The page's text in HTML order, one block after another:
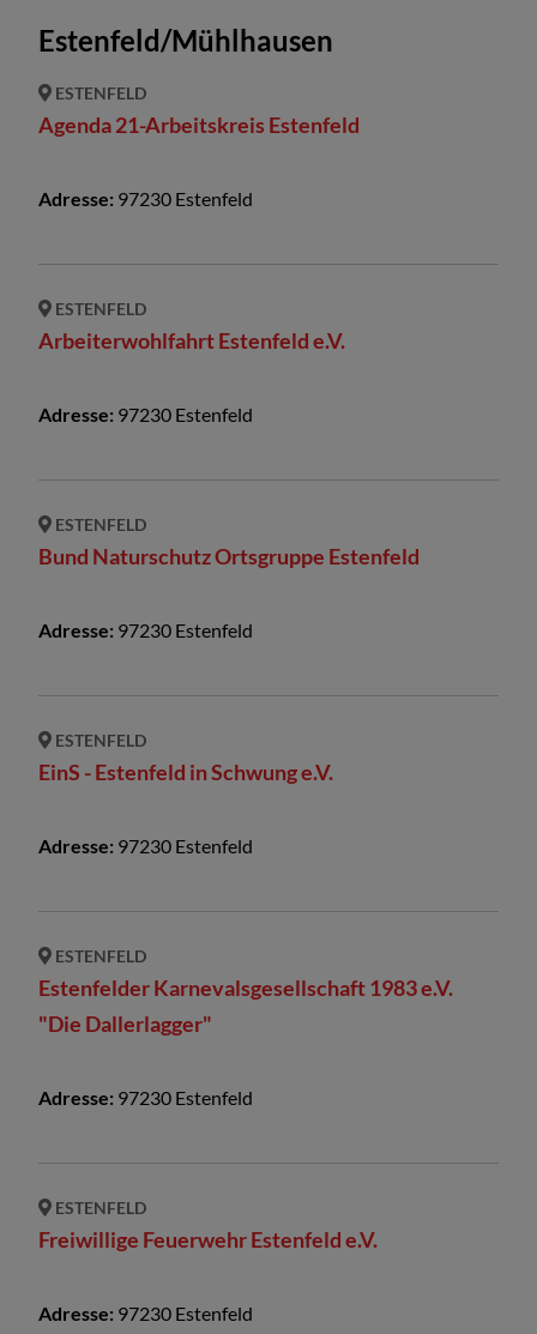
Estenfeld/Mühlhausen
ESTENFELD
Agenda 21-Arbeitskreis Estenfeld
Adresse: 97230 Estenfeld
ESTENFELD
Arbeiterwohlfahrt Estenfeld e.V.
Adresse: 97230 Estenfeld
ESTENFELD
Bund Naturschutz Ortsgruppe Estenfeld
Adresse: 97230 Estenfeld
ESTENFELD
EinS - Estenfeld in Schwung e.V.
Adresse: 97230 Estenfeld
ESTENFELD
Estenfelder Karnevalsgesellschaft 1983 e.V.
"Die Dallerlagger"
Adresse: 97230 Estenfeld
ESTENFELD
Freiwillige Feuerwehr Estenfeld e.V.
Adresse: 97230 Estenfeld